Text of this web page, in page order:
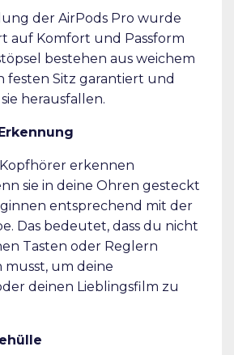
der AirPods Pro wurde
auf Komfort und Passform
bestehen aus weichem
festen Sitz garantiert und
herausfallen.
erkennen
sie in deine Ohren gesteckt
entsprechend mit der
Das bedeutet, dass du nicht
Tasten oder Reglern
um deine
deinen Lieblingsfilm zu